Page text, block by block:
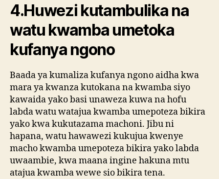
4.Huwezi kutambulika na
watu kwamba umetoka
kufanya ngono
Baada ya kumaliza kufanya ngono aidha kwa
mara ya kwanza kutokana na kwamba siyo
kawaida yako basi unaweza kuwa na hofu
labda watu watajua kwamba umepoteza bikira
yako kwa kukutazama machoni. Jibu ni
hapana, watu hawawezi kukujua kwenye
macho kwamba umepoteza bikira yako labda
uwaambie, kwa maana ingine hakuna mtu
atajua kwamba wewe sio bikira tena.